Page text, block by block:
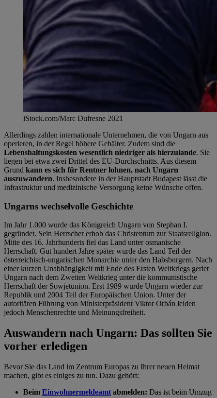
iStock.com/Marc Dufresne 2021
Allerdings zahlen internationale Unternehmen, die von Ungarn aus
operieren, in der Regel höhere Gehälter. Zudem sind die
Lebenshaltungskosten wesentlich niedriger als hierzulande. Sie
liegen bei etwa zwei Drittel des EU-Durchschnitts. Aus diesem
Grund kann es sich für Rentner lohnen, nach Ungarn
auszuwandern. Insbesondere in der Hauptstadt Budapest lässt die
Infrastruktur und medizinische Versorgung keine Wünsche offen.
Ungarns wechselvolle Geschichte
Im Jahr 1.000 wurde das Königreich Ungarn von Stephan I.
gegründet. Sein Herrscher erhob das Christentum zur Staatsreligion.
Mitte des 16. Jahrhunderts fiel das Land unter osmanische
Herrschaft. Gut hundert Jahre später wurde das Land Teil der
österreichisch-ungarischen Monarchie unter den Habsburgern. Nach
einer kurzen Unabhängigkeit mit Ende des Ersten Weltkriegs geriet
Ungarn nach dem Zweiten Weltkrieg unter die kommunistische
Herrschaft der Sowjetunion. Erst 1989 wurde Ungarn wieder zur
Republik und 2004 Teil der Europäischen Union. Unter der
autoritären Führung von Ministerpräsident Viktor Orbán leiden
jedoch Menschenrechte und Meinungsfreiheit.
Auswandern nach Ungarn: Das sollten Sie
vorher erledigen
Bevor Sie das Land im Zentrum Europas zu Ihrer neuen Heimat
machen, gibt es einiges zu tun. Dazu gehört:
Beim Einwohnermeldeamt abmelden: Das ist beim Umzug